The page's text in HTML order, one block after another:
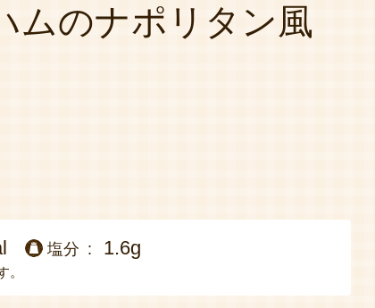
ムのナポリタン風
塩分 1.6g
。